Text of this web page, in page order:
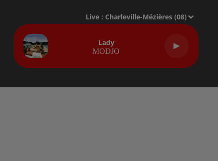
Live : Charleville-Mézières (08)
Lady
MODJO